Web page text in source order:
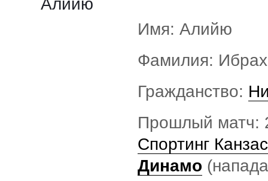
Имя: Алийю
Фамилия:
Гражданство:
Прошлый матч:
Спортинг
Динамо